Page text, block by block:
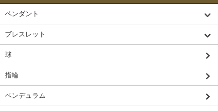
ペンダント
ブレスレット
球
指輪
ペンデュラム